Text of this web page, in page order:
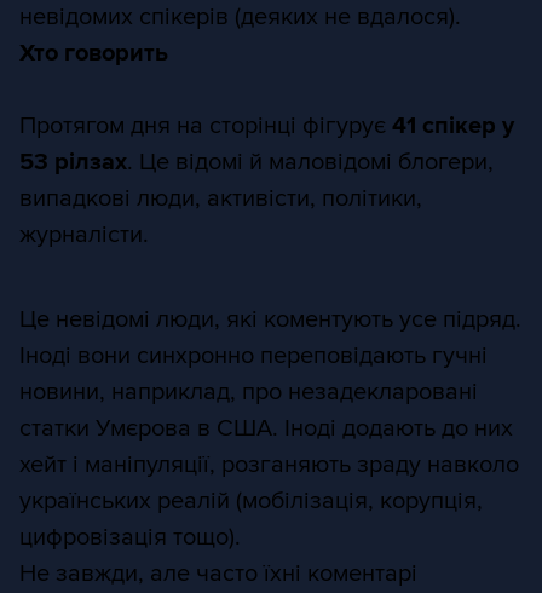
невідомих спікерів (деяких не вдалося).
Хто говорить
Протягом дня на сторінці фігурує 41 спікер у
53 рілзах. Це відомі й маловідомі блогери,
випадкові люди, активісти, політики,
журналісти.
Це невідомі люди, які коментують усе підряд.
Іноді вони синхронно переповідають гучні
новини, наприклад, про незадекларовані
статки Умєрова в США. Іноді додають до них
хейт і маніпуляції, розганяють зраду навколо
українських реалій (мобілізація, корупція,
цифровізація тощо).
Не завжди, але часто їхні коментарі